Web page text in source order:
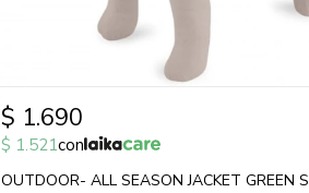
$ 1.690
$ 1.521con
OUTDOOR- ALL SEASON JACKET GREEN S